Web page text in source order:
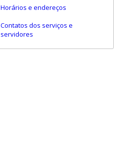
Horários e endereços
Contatos dos serviços e
servidores